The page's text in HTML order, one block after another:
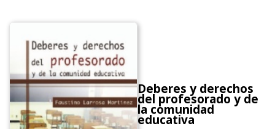
Deberes y derechos
del profesorado y de
la comunidad
educativa